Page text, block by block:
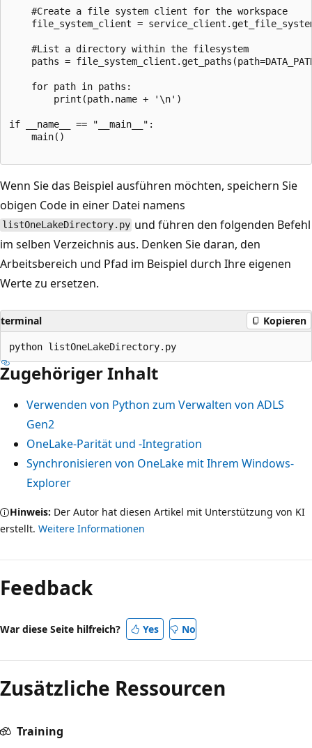
    #Create a file system client for the workspace
file_system_client =
    #List a directory within the filesystem
paths =
    for path in paths:
        print(path.name + '\n')
if __name__ == "__main__":
    main()
Wenn Sie das Beispiel ausführen möchten, speichern Sie
obigen Code in einer Datei namens
listOneLakeDirectory.py und führen den folgenden Befehl
im selben Verzeichnis aus. Denken Sie daran, den
Arbeitsbereich und Pfad im Beispiel durch Ihre eigenen
Werte zu ersetzen.
terminal Kopieren
Zugehöriger Inhalt
Verwenden von Python zum Verwalten von ADLS
Gen2
OneLake-Parität und -Integration
Synchronisieren von OneLake mit Ihrem Windows-
Explorer
Hinweis: Der Autor hat diesen Artikel mit Unterstützung von KI
erstellt. Weitere Informationen
Feedback
War diese Seite hilfreich? Yes No
Zusätzliche Ressourcen
Training